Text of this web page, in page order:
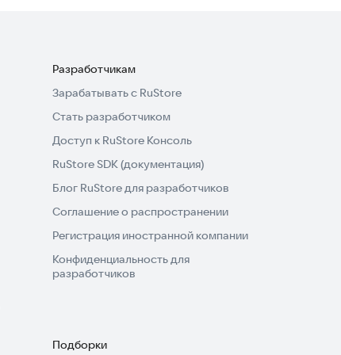
Разработчикам
Зарабатывать с RuStore
Стать разработчиком
Доступ к RuStore Консоль
RuStore SDK (документация)
Блог RuStore для разработчиков
Соглашение о распространении
Регистрация иностранной компании
Конфиденциальность для
разработчиков
Подборки